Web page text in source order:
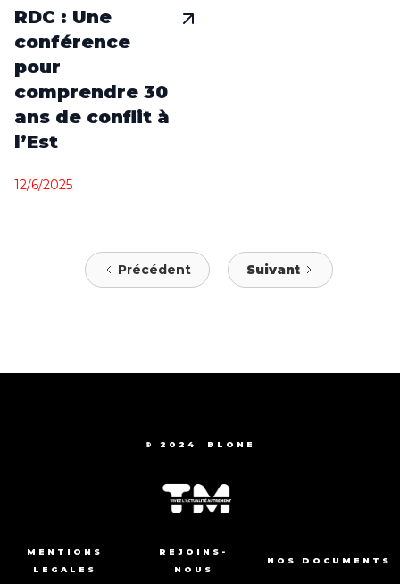
RDC : Une
conférence
pour
comprendre 30
ans de conflit à
l’Est
12/6/2025
Précédent Suivant
© 2024 BLONE
MENTIONS
LEGALES
REJOINS-
NOUS
NOS DOCUMENTS